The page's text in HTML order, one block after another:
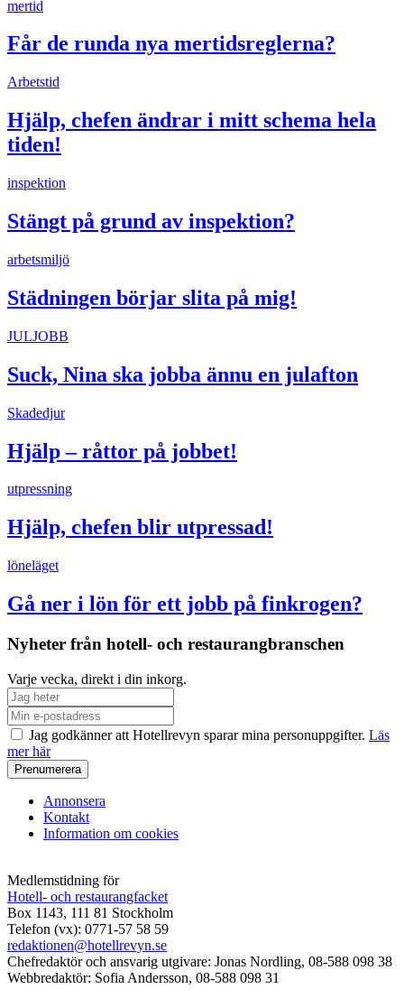
mertid
Får de runda nya mertidsreglerna?
Arbetstid
Hjälp, chefen ändrar i mitt schema hela
tiden!
inspektion
Stängt på grund av inspektion?
arbetsmiljö
Städningen börjar slita på mig!
JULJOBB
Suck, Nina ska jobba ännu en julafton
Skadedjur
Hjälp – råttor på jobbet!
utpressning
Hjälp, chefen blir utpressad!
löneläget
Gå ner i lön för ett jobb på finkrogen?
Nyheter från hotell- och restaurangbranschen
Varje vecka, direkt i din inkorg.
Jag godkänner att Hotellrevyn sparar mina personuppgifter. Läs
mer här
Annonsera
Kontakt
Information om cookies
Medlemstidning för
Hotell- och restaurangfacket
Box 1143, 111 81 Stockholm
Telefon (vx): 0771-57 58 59
redaktionen@hotellrevyn.se
Chefredaktör och ansvarig utgivare: Jonas Nordling, 08-588 098 38
Webbredaktör: Sofia Andersson, 08-588 098 31